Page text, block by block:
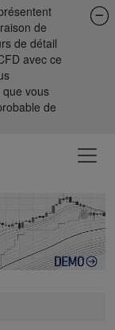
de
de détail
avec ce
vous
de